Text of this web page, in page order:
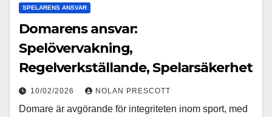
SPELARENS ANSVAR
Domarens ansvar:
Spelövervakning,
Regelverkställande, Spelarsäkerhet
10/02/2026 NOLAN PRESCOTT
Domare är avgörande för integriteten inom sport, med